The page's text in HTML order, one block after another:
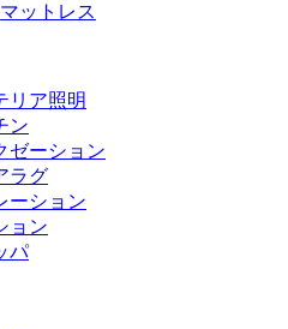
マットレス
リア照明
ン
ゼーション
ラグ
ーション
ョン
パ